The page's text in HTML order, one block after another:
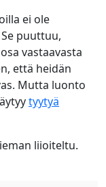
ei ole
puuttuu,
vastaavasta
että heidän
Mutta luonto
tyytyä
liioiteltu.